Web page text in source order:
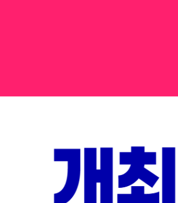
의 시간이었다면, 2026년
래할 거대한 미래를 두 가지 트랙으
Summit
적용 및 성공 사례